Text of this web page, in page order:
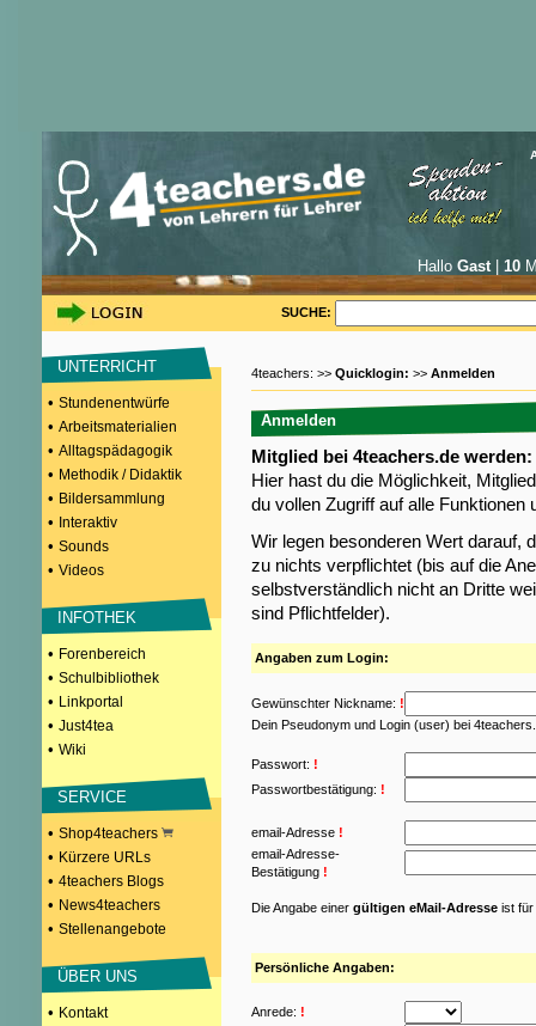
Hallo Gast| 10
SUCHE:
UNTERRICHT
• Stundenentwürfe
• Arbeitsmaterialien
• Alltagspädagogik
• Methodik / Didaktik
• Bildersammlung
• Interaktiv
• Sounds
• Videos
INFOTHEK
• Forenbereich
• Schulbibliothek
• Linkportal
• Just4tea
• Wiki
SERVICE
• Shop4teachers
• Kürzere URLs
• 4teachers Blogs
• News4teachers
• Stellenangebote
ÜBER UNS
• Kontakt
4teachers: >> Quicklogin: >> Anmelden
Anmelden
Mitglied bei 4teachers.de werden:
Hier hast du die Möglichkeit,
du vollen Zugriff auf alle Funktionen
Wir legen besonderen Wert darauf,
zu nichts verpflichtet (bis auf die
selbstverständlich nicht an Dritte
sind Pflichtfelder).
Angaben zum Login:
Gewünschter Nickname: !
Dein Pseudonym und Login (user) bei
Passwort: !
Passwortbestätigung: !
email-Adresse !
email-Adresse-
Bestätigung !
Die Angabe einer gültigen eMail-Adresse ist für
Persönliche Angaben:
Anrede: !